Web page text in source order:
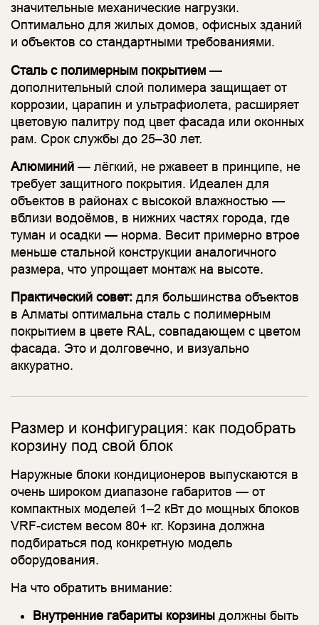
значительные механические нагрузки.
Оптимально для жилых домов, офисных зданий
и объектов со стандартными требованиями.
Сталь с полимерным покрытием —
дополнительный слой полимера защищает от
коррозии, царапин и ультрафиолета, расширяет
цветовую палитру под цвет фасада или оконных
рам. Срок службы до 25–30 лет.
Алюминий — лёгкий, не ржавеет в принципе, не
требует защитного покрытия. Идеален для
объектов в районах с высокой влажностью —
вблизи водоёмов, в нижних частях города, где
туман и осадки — норма. Весит примерно втрое
меньше стальной конструкции аналогичного
размера, что упрощает монтаж на высоте.
Практический совет: для большинства объектов
в Алматы оптимальна сталь с полимерным
покрытием в цвете RAL, совпадающем с цветом
фасада. Это и долговечно, и визуально
аккуратно.
Размер и конфигурация: как подобрать
корзину под свой блок
Наружные блоки кондиционеров выпускаются в
очень широком диапазоне габаритов — от
компактных моделей 1–2 кВт до мощных блоков
VRF-систем весом 80+ кг. Корзина должна
подбираться под конкретную модель
оборудования.
На что обратить внимание:
Внутренние габариты корзиныдолжны быть